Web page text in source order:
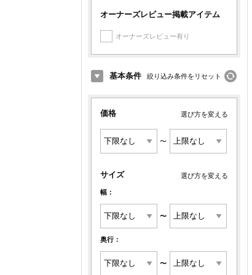
オーナーズレビュー掲載アイテム
オーナーズレビュー有り
絞り込み条件をリセット
基本条件
価格 選び方を変える
〜
サイズ 選び方を変える
幅：
〜
奥行：
〜